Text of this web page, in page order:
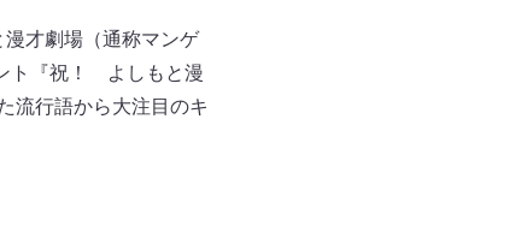
才劇場（通称マンゲ
ト『祝！ よしもと漫
流行語から大注目のキ